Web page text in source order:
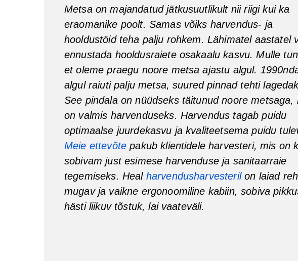
Metsa on majandatud jätkusuutlikult nii riigi kui ka
eraomanike poolt. Samas võiks harvendus- ja
hooldustöid teha palju rohkem. Lähimatel aastatel
ennustada hooldusraiete osakaalu kasvu. Mulle
et oleme praegu noore metsa ajastu algul.
algul raiuti palju metsa, suured pinnad tehti
See pindala on nüüdseks täitunud noore metsaga,
on valmis harvenduseks. Harvendus tagab puidu
optimaalse juurdekasvu ja kvaliteetsema puidu
Meie ettevõte pakub klientidele harvesteri, mis on
sobivam just esimese harvenduse ja sanitaarraie
tegemiseks. Heal harvendusharvesterilon laiad
mugav ja vaikne ergonoomiline kabiin, sobiva
hästi liikuv tõstuk, lai vaateväli.